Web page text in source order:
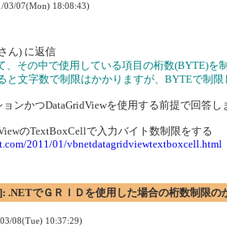
03/07(Mon) 18:08:43)
ん) に返信
、その中で使用している項目の桁数(BYTE)を
と文字数で制限はかかりますが、BYTEで制限
ンかつDataGridViewを使用する前提で回答し
のTextBoxCellで入力バイト数制限をする
2011/01/vbnetdatagridviewtextboxcell.html
.NETでＧＲＩＤを使用した場合の桁数制限の
08(Tue) 10:37:29)